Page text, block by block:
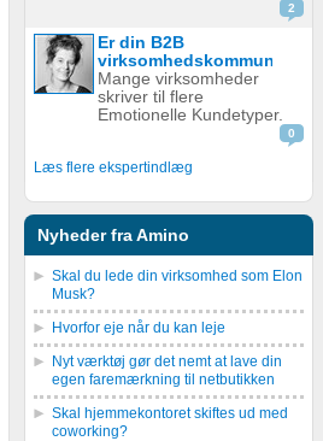
2
Er din B2B
virksomhedskommunikation
ramt af den
blågrønne...
Mange virksomheder
skriver til flere
Emotionelle Kundetyper.
0
Læs flere ekspertindlæg
Nyheder fra Amino
Skal du lede din virksomhed som Elon
Musk?
Hvorfor eje når du kan leje
Nyt værktøj gør det nemt at lave din
egen faremærkning til netbutikken
Skal hjemmekontoret skiftes ud med
coworking?